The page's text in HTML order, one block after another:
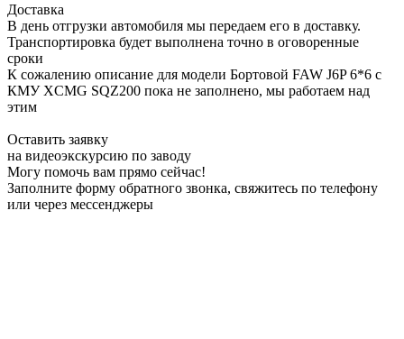
Доставка
В день отгрузки автомобиля мы передаем его в доставку.
Транспортировка будет выполнена точно в оговоренные
сроки
К сожалению описание для модели Бортовой FAW J6P 6*6 с
КМУ XCMG SQZ200 пока не заполнено, мы работаем над
этим
Оставить заявку
на видеоэкскурсию по заводу
Могу помочь вам прямо сейчас!
Заполните форму обратного звонка, свяжитесь по телефону
или через мессенджеры